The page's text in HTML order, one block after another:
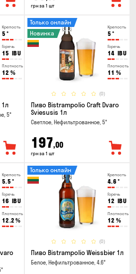
грн за 1 шт
Крепость
5 °
Горечь
15 IBU
Плотность
12 %
1л
5°
Крепость
5 °
Горечь
14 IBU
Плотность
11 %
(0)
Только онлайн
Новинка
Пиво Bistrampolio Craft Dvaro
Sviesusis 1л
Светлое, Нефильтрованное, 5°
197,00
грн за 1 шт
Крепость
5.5 °
Горечь
16 IBU
Плотность
12.2 %
Крепость
4.6 °
Горечь
12 IBU
Плотность
12 %
(0)
Только онлайн
Пиво Bistrampolio Weissbier 1л
Белое, Нефильтрованное, 4.6°